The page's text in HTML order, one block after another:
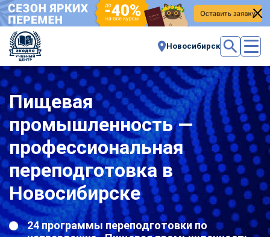
Новосибирск
Пищевая
промышленность —
профессиональная
переподготовка в
Новосибирске
24 программы переподготовки по